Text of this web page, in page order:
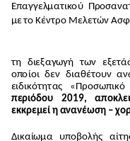
Επαγγελματικού Προσαν
μετο Κέντρο ΜελετώνΑ
τη διεξαγωγήτων εξετά
οποίοιδεν διαθέτουν αν
ειδικότητας « Προσωπικό Ι
περιόδου 2019,αποκλε
εκκρεμεί η ανανέωση –χο
Δικαίωμα υποβολής αίτη